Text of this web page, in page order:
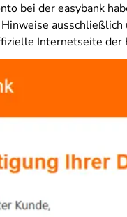
bei der easybank
Internetseite der